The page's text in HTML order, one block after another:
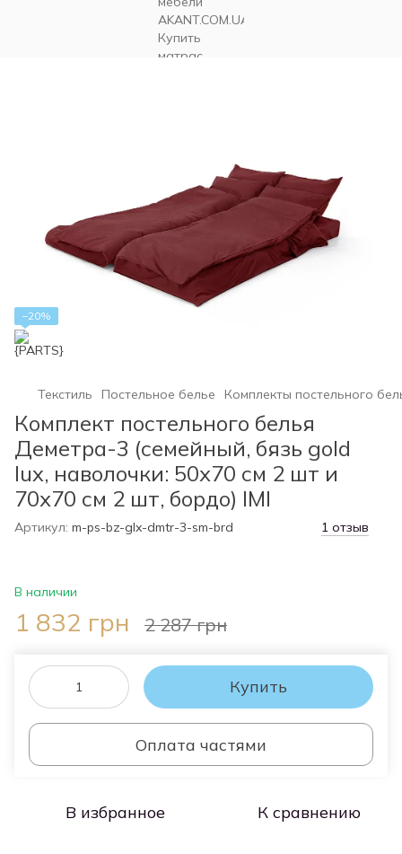
−20%
Текстиль Постельное белье Комплекты постельного
Комплект постельного белья
Деметра-3 (семейный, бязь gold
lux, наволочки: 50х70 см 2 шт и
70х70 см 2 шт, бордо) IMI
Артикул: m-ps-bz-glx-dmtr-3-sm-brd 1 отзыв
В наличии
1 832 грн 2 287 грн
Купить
Оплата частями
В избранное К сравнению